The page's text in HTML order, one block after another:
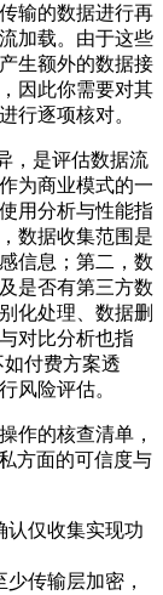
输的数据进行再
加载。由于这些
生额外的数据接
因此你需要对其
行逐项核对。
，是评估数据流
为商业模式的一
用分析与性能指
数据收集范围是
信息；第二，数
是否有第三方数
化处理、数据删
对比分析也指
付费方案透
风险评估。
作的核查清单，
方面的可信度与
认仅收集实现功
传输层加密，